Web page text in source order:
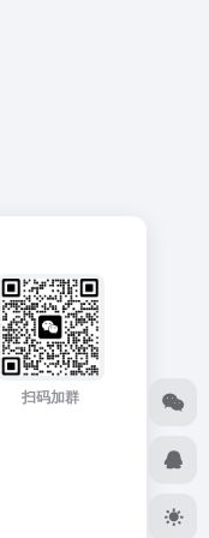
扫码加群